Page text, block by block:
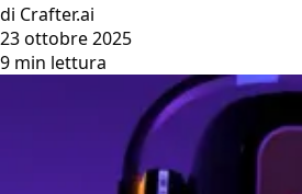
di Crafter.ai
23 ottobre 2025
9 min lettura